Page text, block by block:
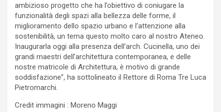
ambizioso progetto che ha l’obiettivo di coniugare la
funzionalità degli spazi alla bellezza delle forme, il
miglioramento dello spazio urbano e l’attenzione alla
sostenibilità, un tema questo molto caro al nostro Ateneo.
Inaugurarla oggi alla presenza dell’arch. Cucinella, uno dei
grandi maestri dell’architettura contemporanea, e delle
nostre matricole di Architettura, è motivo di grande
soddisfazione”, ha sottolineato il Rettore di Roma Tre Luca
Pietromarchi.
Credit immagini : Moreno Maggi